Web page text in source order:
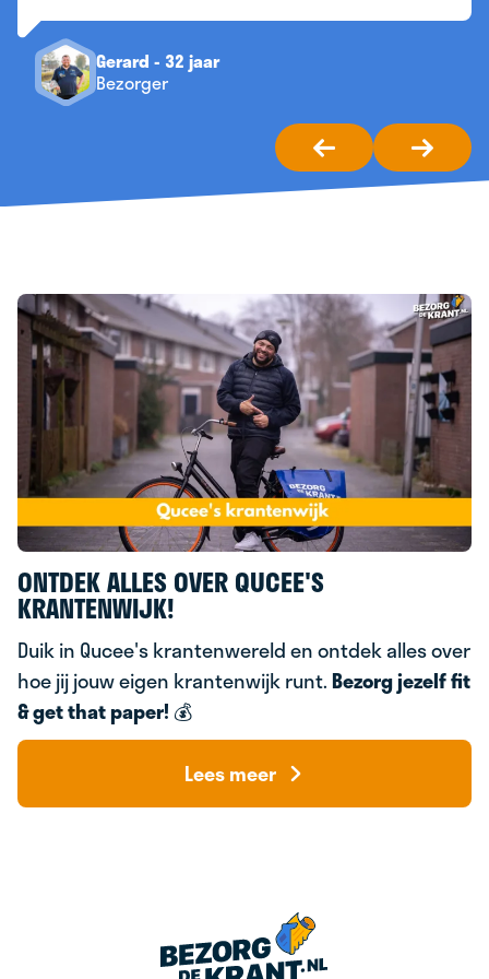
Tijn - 17 jaar
Bezorger
ONTDEK ALLES OVER QUCEE'S
KRANTENWIJK!
Duik in Qucee's krantenwereld en ontdek alles over
hoe jij jouw eigen krantenwijk runt.Bezorg jezelf fit
& get that paper! 💰
Lees meer